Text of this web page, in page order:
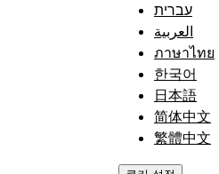
עברית
العربية
ภาษาไทย
한국어
日本語
简体中文
繁體中文